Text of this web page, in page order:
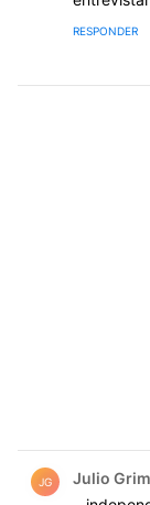
RESPONDER
JG Julio